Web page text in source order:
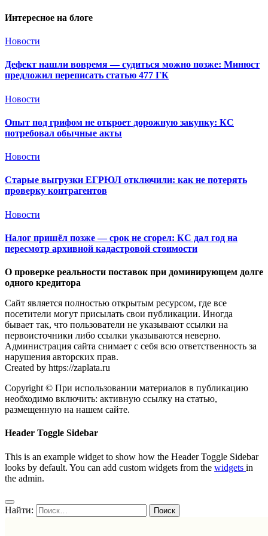
Интересное на блоге
Новости
Дефект нашли вовремя — судиться можно позже: Минюст
предложил переписать статью 477 ГК
Новости
Опыт под грифом не откроет дорожную закупку: КС
потребовал обычные акты
Новости
Старые выгрузки ЕГРЮЛ отключили: как не потерять
проверку контрагентов
Новости
Налог пришёл позже — срок не сгорел: КС дал год на
пересмотр архивной кадастровой стоимости
О проверке реальности поставок при доминирующем долге
одного кредитора
Сайт является полностью открытым ресурсом, где все
посетители могут присылать свои публикации. Иногда
бывает так, что пользователи не указывают ссылки на
первоисточники либо ссылки указываются неверно.
Администрация сайта снимает с себя всю ответственность за
нарушения авторских прав.
Created by https://zaplata.ru
Copyright © При использовании материалов в публикацию
необходимо включить: активную ссылку на статью,
размещенную на нашем сайте.
Header Toggle Sidebar
This is an example widget to show how the Header Toggle Sidebar
looks by default. You can add custom widgets from the widgets in
the admin.
Найти: